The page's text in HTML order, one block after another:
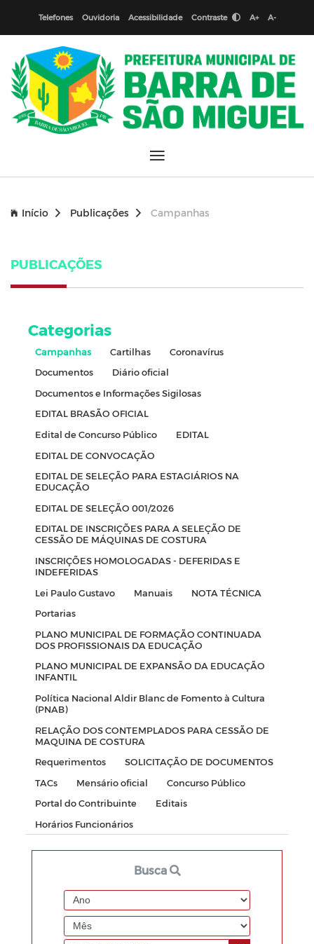
Telefones Ouvidoria Acessibilidade Contraste A+ A-
Início Publicações Campanhas
PUBLICAÇÕES
Categorias
Campanhas Cartilhas
Coronavírus
Documentos
Diário oficial
Documentos e Informações Sigilosas
EDITAL BRASÃO OFICIAL
Edital de Concurso Público
EDITAL
EDITAL DE CONVOCAÇÃO
EDITAL DE SELEÇÃO PARA ESTAGIÁRIOS NA
EDUCAÇÃO
EDITAL DE SELEÇÃO 001/2026
EDITAL DE INSCRIÇÕES PARA A SELEÇÃO DE
CESSÃO DE MÁQUINAS DE COSTURA
INSCRIÇÕES HOMOLOGADAS - DEFERIDAS E
INDEFERIDAS
Lei Paulo Gustavo
Manuais
NOTA TÉCNICA
Portarias
PLANO MUNICIPAL DE FORMAÇÃO CONTINUADA
DOS PROFISSIONAIS DA EDUCAÇÃO
PLANO MUNICIPAL DE EXPANSÃO DA EDUCAÇÃO
INFANTIL
Política Nacional Aldir Blanc de Fomento à Cultura
(PNAB)
RELAÇÃO DOS CONTEMPLADOS PARA CESSÃO DE
MAQUINA DE COSTURA
Requerimentos
SOLICITAÇÃO DE DOCUMENTOS
TACs
Mensário oficial
Concurso Público
Portal do Contribuinte
Editais
Horários Funcionários
Busca